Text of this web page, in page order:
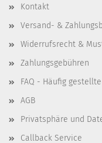
Kontakt
Versand- &
Widerrufsrecht &
Zahlungsgebühren
FAQ - Häufig
AGB
Privatsphäre und
Callback Service